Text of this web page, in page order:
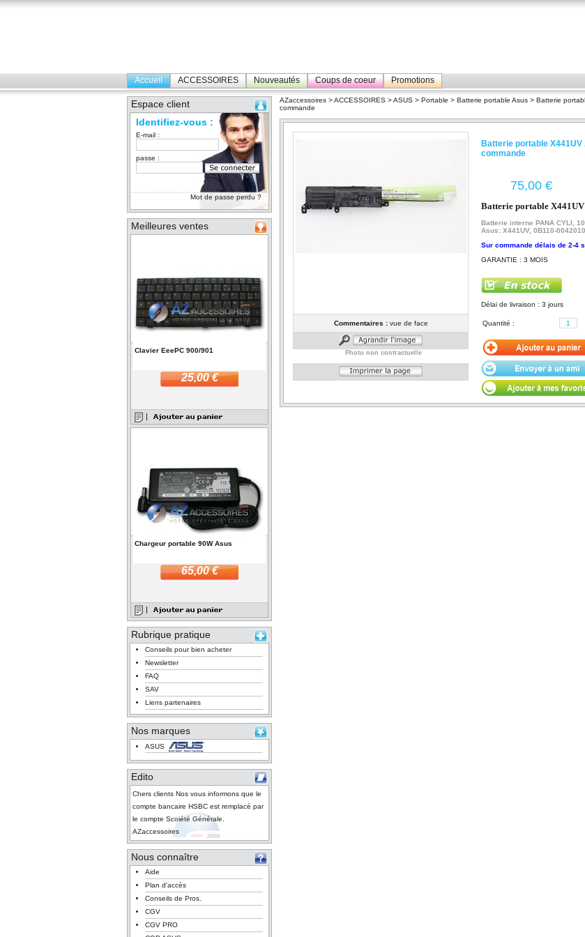
Accueil ACCESSOIRES Nouveautés Coups de coeur Promotions
Espace client
Identifiez-vous :
E-mail :
passe :
Mot de passe perdu ?
Meilleures ventes
Clavier EeePC 900/901
25,00 €
Chargeur portable 90W Asus
65,00 €
Rubrique pratique
Conseils pour bien acheter
Newsletter
FAQ
SAV
Liens partenaires
Nos marques
ASUS
Edito
Chers clients Nos vous informons que le
compte bancaire HSBC est remplacé par
le compte Scoiété Générale.
AZaccessoires
Nous connaître
Aide
Plan d'accès
Conseils de Pros.
CGV
CGV PRO
AZaccessoires >ACCESSOIRES >ASUS > Portable > Batterie portable Asus > Batterie
commande
Commentaires :vue de face
Photo non contractuelle
Batterie portable
commande
€
Batterie portable X441UV
Batterie interne PANA CYLI,
Asus: X441UV, 0B110-
Sur commande délais de 2-4
GARANTIE : 3 MOIS
Délai de livraison : 3 jours
Quantité :